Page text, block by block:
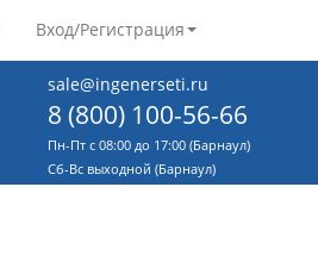
Вход/Регистрация
sale@ingenerseti.ru
8 (800) 100-56-66
Пн-Пт с 08:00 до 17:00 (Барнаул)
Cб-Вс выходной (Барнаул)